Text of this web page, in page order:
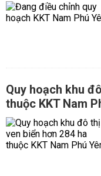
Quy hoạch khu
thuộc KKT Nam